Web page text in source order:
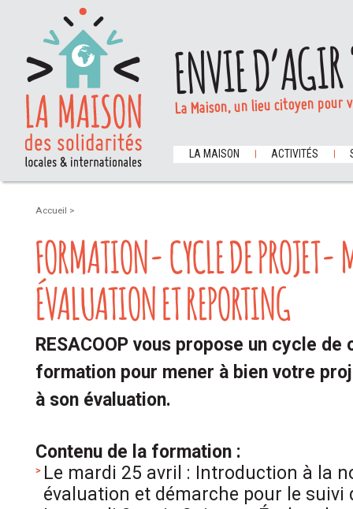
ENVIE
La Maison, un lieu citoyen
LA MAISON ACTIVITÉS
Accueil >
FORMATION- CYCLE DE
ÉVALUATION ET REPORTING
RESACOOP vous propose un cycle de
formation pour mener à bien votre
à son évaluation.
Contenu de la formation :
Le mardi 25 avril : Introduction à la
évaluation et démarche pour le suivi